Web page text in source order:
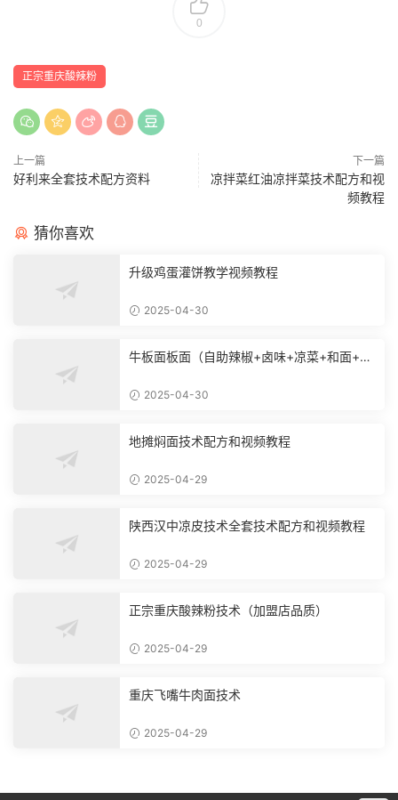
0
正宗重庆酸辣粉
上一篇
好利来全套技术配方资料
下一篇
凉拌菜红油凉拌菜技术配方和视
频教程
猜你喜欢
升级鸡蛋灌饼教学视频教程
2025-04-30
牛板面板面（自助辣椒+卤味+凉菜+和面+烙
2025-04-30
地摊焖面技术配方和视频教程
2025-04-29
陕西汉中凉皮技术全套技术配方和视频教程
2025-04-29
正宗重庆酸辣粉技术（加盟店品质）
2025-04-29
重庆飞嘴牛肉面技术
2025-04-29